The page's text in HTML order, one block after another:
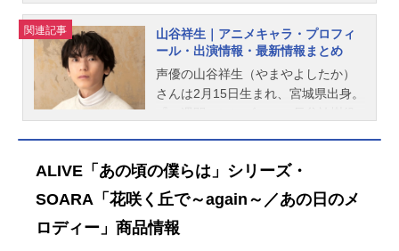
役をはじめ、『プロジェクトセカイ
カラフルステージ！ feat.初音ミク』
の神代類役など、人気作品のキャラ
クターを多く演じています。こちら
では、土岐隼一さんのオススメ記事
関連記事
山谷祥生｜アニメキャラ・プロフィ
ール・出演情報・最新情報まとめ
声優の山谷祥生（やまやよしたか）
さんは2月15日生まれ、宮城県出身。
す。こちらでは、山谷祥生さんのオ
ススメ記事をご紹介！
ALIVE「あの頃の僕らは」シリーズ・
SOARA「花咲く丘で～again～／あの日のメ
ロディー」商品情報